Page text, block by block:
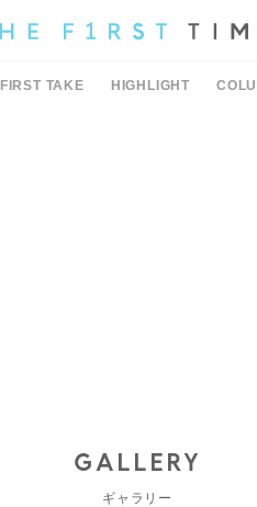
TAKE HIGHLIGHT
GALLERY
ギャラリー